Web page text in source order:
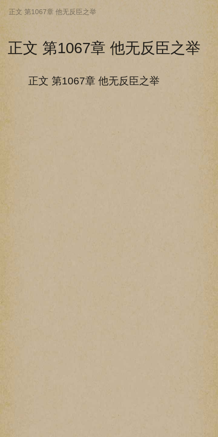
下拉阅读上一章
正文 第1067章 他无反臣之举
正文 第1067章 他无反臣之举
正文 第1067章 他无反臣之举